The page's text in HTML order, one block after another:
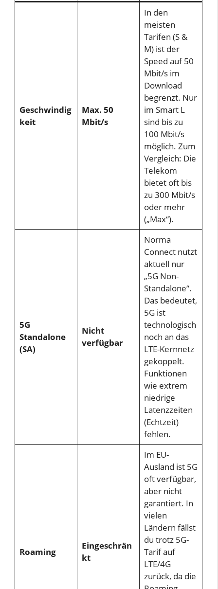
Geschwindig
keit
Max. 50
Mbit/s
In den
meisten
Tarifen (S &
M) ist der
Speed auf 50
Mbit/s im
Download
begrenzt. Nur
im Smart L
sind bis zu
100 Mbit/s
möglich. Zum
Vergleich: Die
Telekom
bietet oft bis
zu 300 Mbit/s
oder mehr
(„Max“).
5G
Standalone
(SA)
Nicht
verfügbar
Norma
Connect nutzt
aktuell nur
„5G Non-
Standalone“.
Das bedeutet,
5G ist
technologisch
noch an das
LTE-Kernnetz
gekoppelt.
Funktionen
wie extrem
niedrige
Latenzzeiten
(Echtzeit)
fehlen.
Roaming
Eingeschrän
kt
Im EU-
Ausland ist 5G
oft verfügbar,
aber nicht
garantiert. In
vielen
Ländern fällst
du trotz 5G-
Tarif auf
LTE/4G
zurück, da die